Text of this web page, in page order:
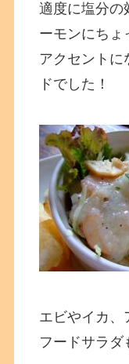
適度に塩分の
ーモンにちょ
アクセントに
ドでした！
エビやイカ、
フードサラダ